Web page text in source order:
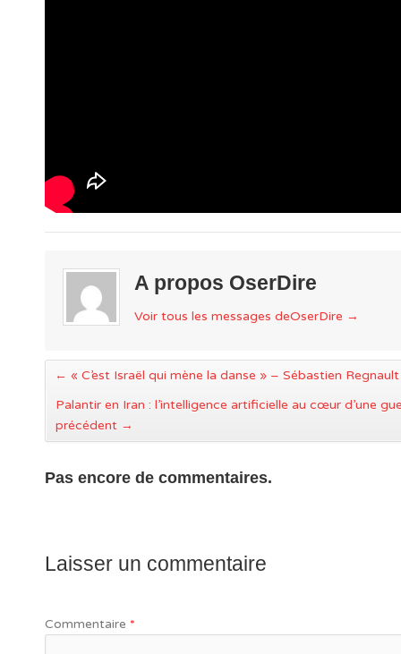
A propos OserDire
Voir tous les messages deOserDire →
← « C’est Israël qui mène la danse » – Sébastien Regnault
Palantir en Iran : l’intelligence artificielle au cœur d’une
précédent →
Pas encore de commentaires.
Laisser un commentaire
Commentaire *